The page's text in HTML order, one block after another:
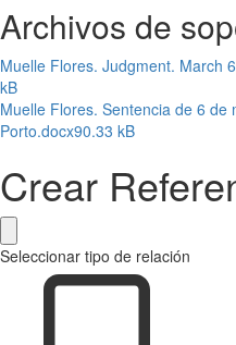
Archivos de
Muelle Flores. Judgment. March
kB
Muelle Flores. Sentencia de 6 de
Porto.docx90.33 kB
Crear
Seleccionar tipo de relación